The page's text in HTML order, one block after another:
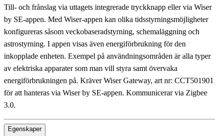
Till- och frånslag via uttagets integrerade tryckknapp eller via Wiser
by SE-appen. Med Wiser-appen kan olika tidsstyrningsmöjligheter
konfigureras såsom veckobaseradstyrning, schemaläggning och
astrostyrning. I appen visas även energiförbrukning för den
inkopplade enheten. Exempel på användningsområden är alla typer
av elektriska apparater som man vill styra samt övervaka
energiförbrukningen på. Kräver Wiser Gateway, art nr: CCT501901
för att hanteras via Wiser by SE-appen. Kommunicerar via Zigbee
3.0.
Egenskaper